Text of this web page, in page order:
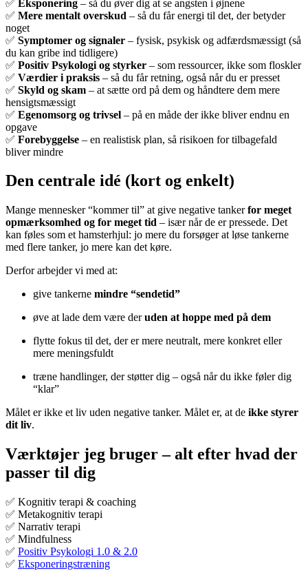
✅ Eksponering – så du øver dig at se angsten i øjnene
✅ Mere mentalt overskud – så du får energi til det, der betyder
noget
✅ Symptomer og signaler – fysisk, psykisk og adfærdsmæssigt (så
du kan gribe ind tidligere)
✅ Positiv Psykologi og styrker – som ressourcer, ikke som floskler
✅ Værdier i praksis – så du får retning, også når du er presset
✅ Skyld og skam – at sætte ord på dem og håndtere dem mere
hensigtsmæssigt
✅ Egenomsorg og trivsel – på en måde der ikke bliver endnu en
opgave
✅ Forebyggelse – en realistisk plan, så risikoen for tilbagefald
bliver mindre
Den centrale idé (kort og enkelt)
Mange mennesker “kommer til” at give negative tankerfor meget
opmærksomhed og for meget tid – især når de er pressede. Det
kan føles som et hamsterhjul: jo mere du forsøger at løse tankerne
med flere tanker, jo mere kan det køre.
Derfor arbejder vi med at:
give tankerne mindre “sendetid”
øve at lade dem være deruden at hoppe med på dem
flytte fokus til det, der er mere neutralt, mere konkret eller
mere meningsfuldt
træne handlinger, der støtter dig – også når du ikke føler dig
“klar”
Målet er ikke et liv uden negative tanker. Målet er, at de ikke styrer
dit liv.
Værktøjer jeg bruger – alt efter hvad der
passer til dig
✅ Kognitiv terapi & coaching
✅ Metakognitiv terapi
✅ Narrativ terapi
✅ Mindfulness
✅ Positiv Psykologi 1.0 & 2.0
✅ Eksponeringstræning